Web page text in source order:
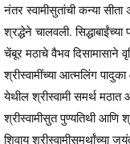
नंतर स्वामीसुतांची कन्या सीता
श्रद्धेने चालवली.
चेंबूर मठाचे वैभव दिसामासाने
श्रीस्वामींच्या आत्मलिंग
येथील श्रीस्वामी समर्थ मठात
श्रीस्वामीसुत पुण्यतिथी आणि
शिवाय श्रीस्वामीसमर्थांच्या